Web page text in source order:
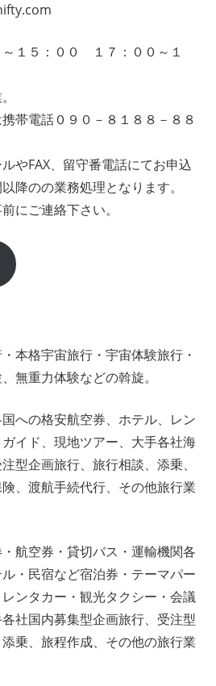
１５：００ １７：００～１
携帯電話０９０－８１８８－８８
やFAX、留守番電話にてお申込
降のの業務処理となります。
にご連絡下さい。
本格宇宙旅行・宇宙体験旅行・
無重力体験などの斡旋。
への格安航空券、ホテル、レン
イド、現地ツアー、大手各社海
型企画旅行、旅行相談、添乗、
、渡航手続代行、その他旅行業
航空券・貸切バス・運輸機関各
・民宿など宿泊券・テーマパー
ンタカー・観光タクシー・会議
社国内募集型企画旅行、受注型
乗、旅程作成、その他の旅行業